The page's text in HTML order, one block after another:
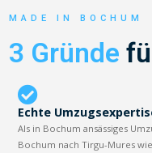
MADE IN BOCHUM
3 Gründe
Echte
Als in Bochum ansässiges
Bochum nach Tirgu-Mures